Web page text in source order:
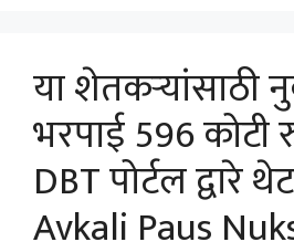
या शेतकर्‍यांसाठी
भरपाई 596
DBT पोर्टल द्वारे
Avkali Paus